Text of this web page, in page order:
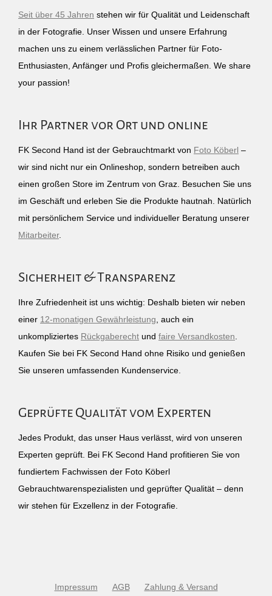
Seit über 45 Jahren stehen wir für Qualität und Leidenschaft
in der Fotografie. Unser Wissen und unsere Erfahrung
machen uns zu einem verlässlichen Partner für Foto-
Enthusiasten, Anfänger und Profis gleichermaßen. We share
your passion!
Ihr Partner vor Ort und online
FK Second Hand ist der Gebrauchtmarkt von Foto Köberl –
wir sind nicht nur ein Onlineshop, sondern betreiben auch
einen großen Store im Zentrum von Graz. Besuchen Sie uns
im Geschäft und erleben Sie die Produkte hautnah. Natürlich
mit persönlichem Service und individueller Beratung unserer
Mitarbeiter.
Sicherheit & Transparenz
Ihre Zufriedenheit ist uns wichtig: Deshalb bieten wir neben
einer 12-monatigen Gewährleistung , auch ein
unkompliziertes Rückgaberecht und faire Versandkosten
Kaufen Sie bei FK Second Hand ohne Risiko und genießen
Sie unseren umfassenden Kundenservice.
Geprüfte Qualität vom Experten
Jedes Produkt, das unser Haus verlässt, wird von unseren
Experten geprüft. Bei FK Second Hand profitieren Sie von
fundiertem Fachwissen der Foto Köberl
Gebrauchtwarenspezialisten und geprüfter Qualität – denn
wir stehen für Exzellenz in der Fotografie.
Impressum AGB Zahlung & Versand